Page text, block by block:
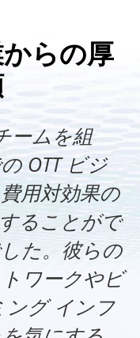
らの厚
ームを組
OTT ビジ
用対効果の
ることがで
た。彼らの
ワークやビ
ング インフ